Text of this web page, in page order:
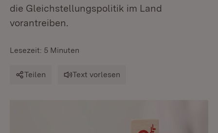
die Gleichstellungspolitik im Land
vorantreiben.
Lesezeit: 5 Minuten
Teilen Text vorlesen